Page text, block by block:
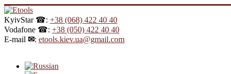
KyivStar ☎: +38 (068) 422 40 40
Vodafone ☎: +38 (050) 422 40 40
E-mail ✉: etools.kiev.ua@gmail.com